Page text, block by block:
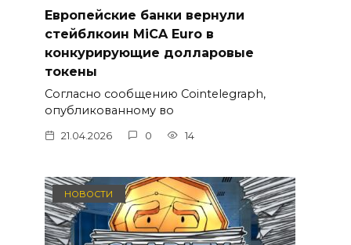
Европейские банки вернули
стейблкоин MiCA Euro в
конкурирующие долларовые
токены
Согласно сообщению Cointelegraph,
опубликованному во
21.04.2026 0 14
НОВОСТИ